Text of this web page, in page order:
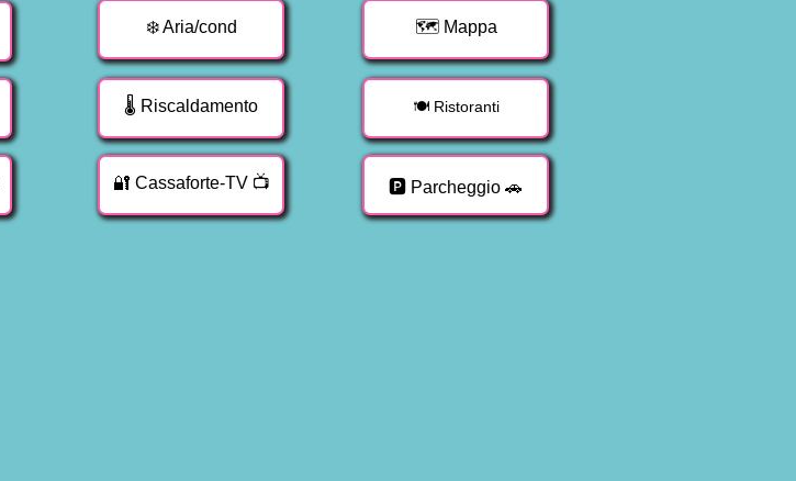
❄️ Aria/cond
🌡 Riscaldamento
🔐 Cassaforte-TV 📺
🗺 Mappa
🍽 Ristoranti
🅿️ Parcheggio 🚗